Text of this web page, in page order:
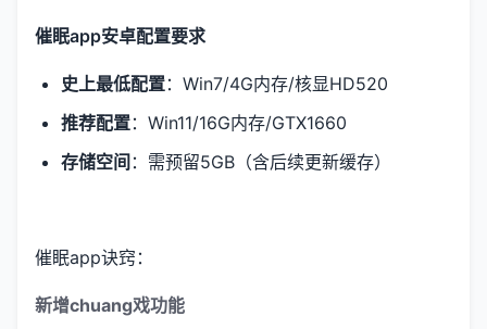
催眠app安卓配置要求
​史上最低配置​​：Win7/4G内存/核显HD520
​推荐配置​​：Win11/16G内存/GTX1660
​存储空间​ ​：需预留5GB（含后续更新缓存）
催眠app诀窍：
新增chuang戏功能